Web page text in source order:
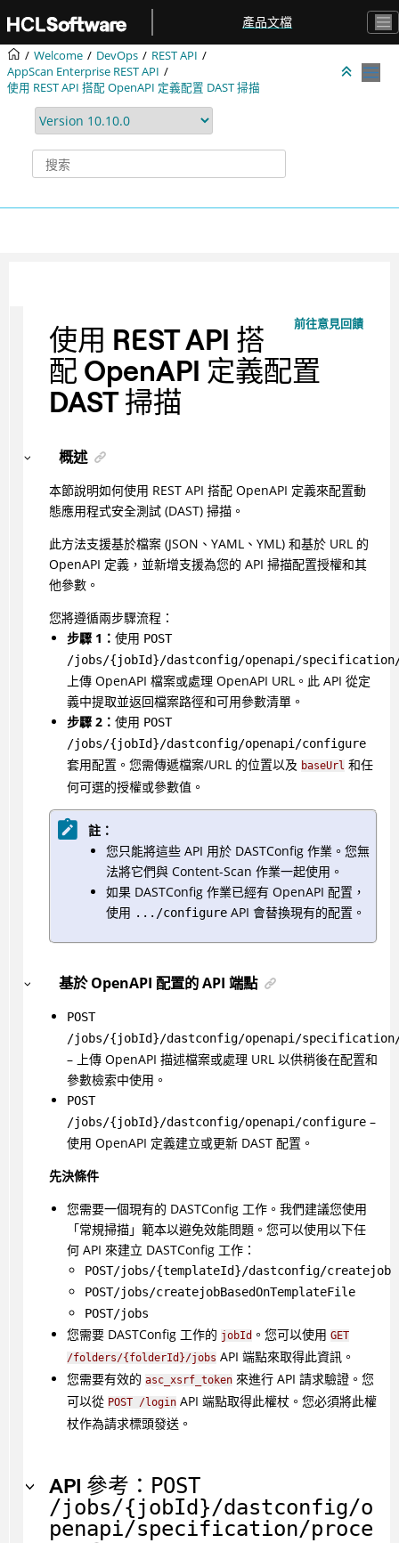
產品文檔
Welcome DevOps
REST API
AppScan Enterprise REST API
使用 REST API 搭配 OpenAPI 定義配置 DAST 掃描
前往意見回饋
使用 REST API 搭
配 OpenAPI 定義配置
DAST 掃描
概述
本節說明如何使用 REST API 搭配 OpenAPI 定義來配置動
態應用程式安全測試 (DAST) 掃描。
此方法支援基於檔案 (JSON、YAML、YML) 和基於 URL 的
OpenAPI 定義，並新增支援為您的 API 掃描配置授權和其
他參數。
您將遵循兩步驟流程：
步驟 1： 使用 POST
/jobs/{jobId}/dastconfig/openapi/specification/
上傳 OpenAPI 檔案或處理 OpenAPI URL。此 API 從定
義中提取並返回檔案路徑和可用參數清單。
步驟 2： 使用 POST
/jobs/{jobId}/dastconfig/openapi/configure
套用配置。您需傳遞檔案/URL 的位置以及 baseUrl 和任
何可選的授權或參數值。
註：
您只能將這些 API 用於 DASTConfig 作業。您無
法將它們與 Content-Scan 作業一起使用。
如果 DASTConfig 作業已經有 OpenAPI 配置，
使用 .../configureAPI 會替換現有的配置。
基於 OpenAPI 配置的 API 端點
POST
/jobs/{jobId}/dastconfig/openapi/specification/
– 上傳 OpenAPI 描述檔案或處理 URL 以供稍後在配置和
參數檢索中使用。
POST
/jobs/{jobId}/dastconfig/openapi/configure–
使用 OpenAPI 定義建立或更新 DAST 配置。
先決條件
您需要一個現有的 DASTConfig 工作。我們建議您使用
「常規掃描」範本以避免效能問題。您可以使用以下任
何 API 來建立 DASTConfig 工作：
POST/jobs/{templateId}/dastconfig/createjob
POST/jobs/createjobBasedOnTemplateFile
POST/jobs
您需要 DASTConfig 工作的 jobId。您可以使用 GET
/folders/{folderId}/jobs API 端點來取得此資訊。
您需要有效的 asc_xsrf_token來進行 API 請求驗證。您
可以從 POST /loginAPI 端點取得此權杖。您必須將此權
杖作為請求標頭發送。
API 參考： POST
/jobs/{jobId}/dastconfig/o
penapi/specification/proce